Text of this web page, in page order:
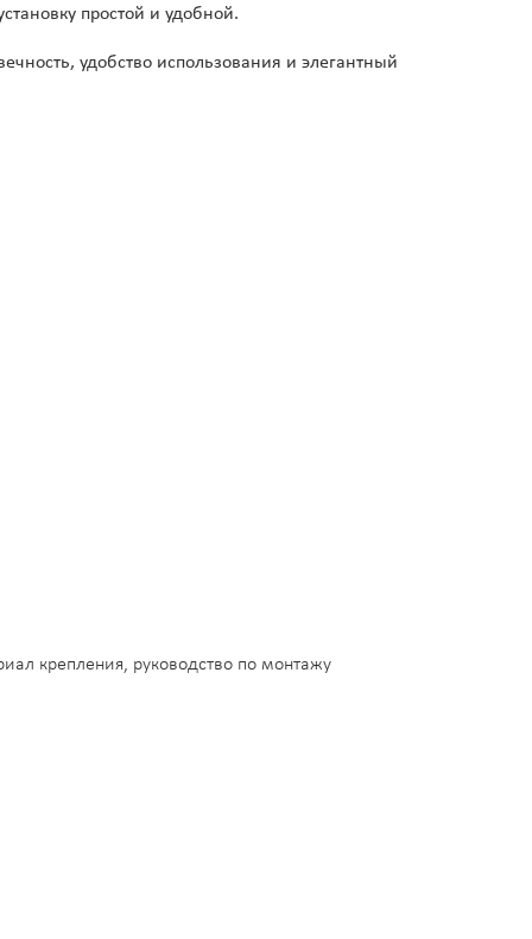
простой и удобной.
удобство использования и элегантный
крепления, руководство по монтажу